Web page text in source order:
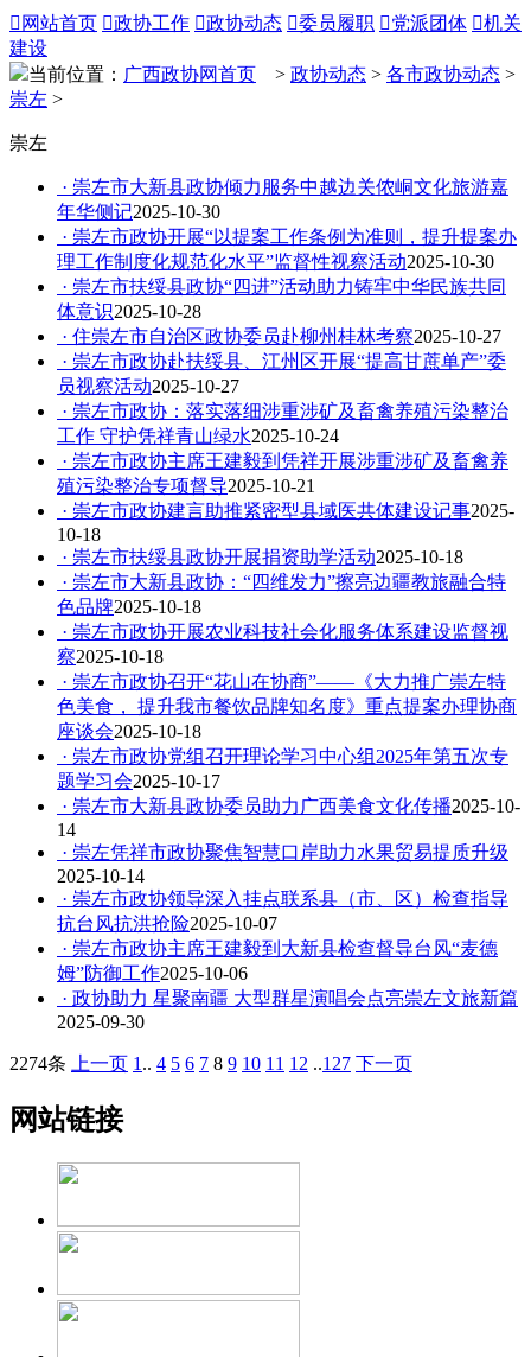
 网站首页 政协工作 政协动态 委员履职 党派团体 机关
建设
当前位置： 广西政协网首页 > 政协动态 > 各市政协动态 >
崇左 >
崇左
· 崇左市大新县政协倾力服务中越边关侬峒文化旅游嘉
年华侧记​2025-10-30
· 崇左市政协开展“以提案工作条例为准则，提升提案办
理工作制度化规范化水平”监督性视察活动2025-10-30
· 崇左市扶绥县政协“四进”活动助力铸牢中华民族共同
体意识2025-10-28
· 住崇左市自治区政协委员赴柳州桂林考察2025-10-27
· 崇左市政协赴扶绥县、江州区开展“提高甘蔗单产”委
员视察活动2025-10-27
· 崇左市政协：落实落细涉重涉矿及畜禽养殖污染整治
工作 守护凭祥青山绿水2025-10-24
· 崇左市政协主席王建毅到凭祥开展涉重涉矿及畜禽养
殖污染整治专项督导2025-10-21
· 崇左市政协建言助推紧密型县域医共体建设记事2025-
10-18
· 崇左市扶绥县政协开展捐资助学活动2025-10-18
· 崇左市大新县政协：“四维发力”擦亮边疆教旅融合特
色品牌2025-10-18
· 崇左市政协开展农业科技社会化服务体系建设监督视
察2025-10-18
· 崇左市政协召开“花山在协商”——《大力推广崇左特
色美食， 提升我市餐饮品牌知名度》重点提案办理协商
座谈会2025-10-18
· 崇左市政协党组召开理论学习中心组2025年第五次专
题学习会2025-10-17
· 崇左市大新县政协委员助力广西美食文化传播2025-10-
14
· 崇左凭祥市政协聚焦智慧口岸助力水果贸易提质升级
2025-10-14
· 崇左市政协领导深入挂点联系县（市、区）检查指导
抗台风抗洪抢险2025-10-07
· 崇左市政协主席王建毅到大新县检查督导台风“麦德
姆”防御工作2025-10-06
· 政协助力 星聚南疆 大型群星演唱会点亮崇左文旅新篇
2025-09-30
2274条 上一页 1 .. 4 5 6 7 8 9 10 11 12 ..127 下一页
网站链接